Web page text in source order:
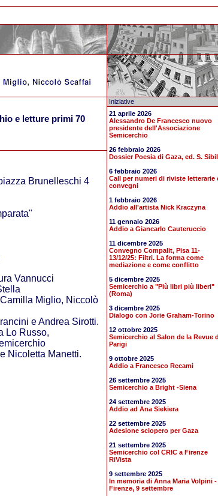
e letture primi 70
Brunelleschi 4
Vannucci
Miglio, Niccolò
e Andrea Sirotti.
Lo Russo,
Nicoletta Manetti.
Iniziative
21 aprile 2026
Alessandro De Francesco nuovo
presidente dell'Associazione
Semicerchio
26 febbraio 2026
Dossier Poesia di Gaza, ed. S.
6 febbraio 2026
Call per numeri di riviste letterarie
convegni
1 febbraio 2026
Addio all'artista Nick Kraczyna
11 gennaio 2026
Addio a Giancarlo Cauteruccio
11 dicembre 2025
Convegno Compalit, Pisa 11-
13/12/25: Filtri. La forma come
mediazione e come conflitto
5 dicembre 2025
Semicerchio a "Più libri più liberi"
(Roma)
3 dicembre 2025
Dialogo con Jorie Graham-Torino
12 ottobre 2025
Semicerchio al Salon de la Revue
Parigi
9 ottobre 2025
Addio a Francesco Recami
26 settembre 2025
Semicerchio a Bright -Siena
24 settembre 2025
Addio ad Ana Siekiera
22 settembre 2025
Adesione sciopero per Gaza
21 settembre 2025
Semicerchio col CRIC a Firenze
RiVista
9 settembre 2025
In memoria di Anna Maria Volpini -
Firenze, 9 settembre